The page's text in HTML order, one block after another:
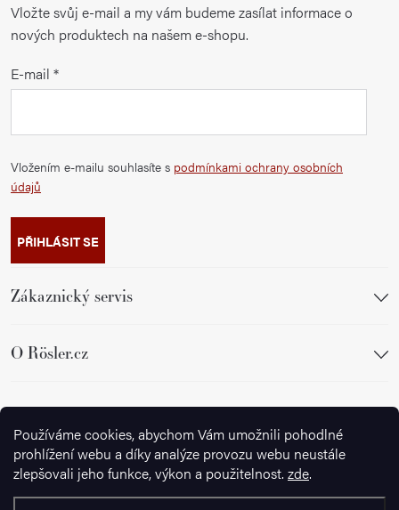
Používáme cookies, abychom Vám umožnili pohodlné
prohlížení webu a díky analýze provozu webu neustále
zlepšovali jeho funkce, výkon a použitelnost. zde.
Vložte svůj e-mail a my vám budeme zasílat informace o
nových produktech na našem e-shopu.
E-mail
Vložením e-mailu souhlasíte s podmínkami ochrany osobních
údajů
PŘIHLÁSIT SE
Zákaznický servis
O Rösler.cz
Sledujte nás